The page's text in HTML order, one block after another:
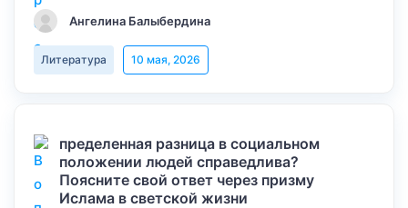
Ангелина Балыбердина
Литература 10 мая, 2026
пределенная разница в социальном
положении людей справедлива?
Поясните свой ответ через призму
Ислама в светской жизни